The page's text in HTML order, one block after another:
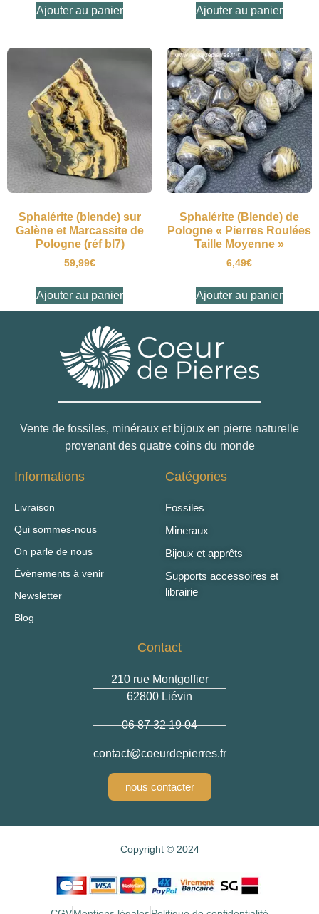
Ajouter au panier Ajouter au panier
Sphalérite (blende) sur
Galène et Marcassite de
Pologne (réf bl7)
59,99€
Ajouter au panier
Sphalérite (Blende) de
Pologne « Pierres Roulées
Taille Moyenne »
6,49€
Ajouter au panier
Vente de fossiles, minéraux et bijoux en pierre naturelle
provenant des quatre coins du monde
Informations
Livraison
Qui sommes-nous
On parle de nous
Évènements à venir
Newsletter
Blog
Catégories
Fossiles
Mineraux
Bijoux et apprêts
Supports accessoires et
librairie
Contact
210 rue Montgolfier
62800 Liévin
06 87 32 19 04
contact@coeurdepierres.fr
nous contacter
Copyright © 2024